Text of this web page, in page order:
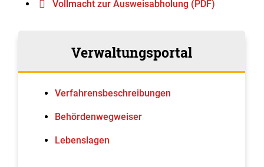
Vollmacht zur Ausweisabholung (PDF)
Verwaltungsportal
Verfahrens­beschreibungen
Behördenwegweiser
Lebenslagen